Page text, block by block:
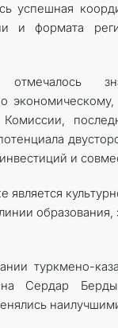
успешная
и формата
и
образования,
туркмено-
Сердар